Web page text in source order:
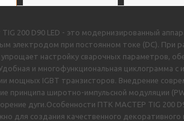
200 D90 LED - это модернизированный
электродом при постоянном токе (DС). При
упрощает настройку сварочных параметров,
и многофункциональная циклограмма
мощных IGBT транзисторов. Внедрение
принципа широтно-импульсной модуляции
дуги.Особенности ПТК МАСТЕР TIG 200
для создания качественного